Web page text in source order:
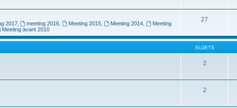
2017, meeting 2016 Meeting 2015 Meeting 2014
Meeting
Meeting avant 2010
27
SUJETS
2
2